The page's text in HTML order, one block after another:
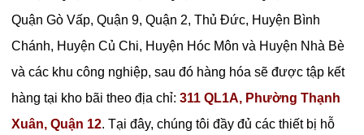
Quận Gò Vấp, Quận 9, Quận 2, Thủ Đức, Huyện Bình
Chánh, Huyện Củ Chi, Huyện Hóc Môn và Huyện Nhà Bè
và các khu công nghiệp, sau đó hàng hóa sẽ được tập kết
hàng tại kho bãi theo địa chỉ:311 QL1A, Phường Thạnh
Xuân, Quận 12. Tại đây, chúng tôi đầy đủ các thiết bị hỗ